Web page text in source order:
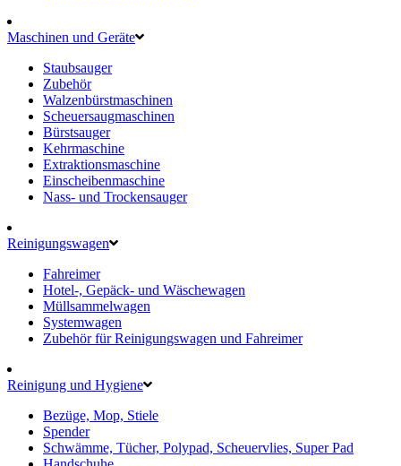
Maschinen und Geräte
Staubsauger
Zubehör
Walzenbürstmaschinen
Scheuersaugmaschinen
Bürstsauger
Kehrmaschine
Extraktionsmaschine
Einscheibenmaschine
Nass- und Trockensauger
Reinigungswagen
Fahreimer
Hotel-, Gepäck- und Wäschewagen
Müllsammelwagen
Systemwagen
Zubehör für Reinigungswagen und Fahreimer
Reinigung und Hygiene
Bezüge, Mop, Stiele
Spender
Schwämme, Tücher, Polypad, Scheuervlies, Super Pad